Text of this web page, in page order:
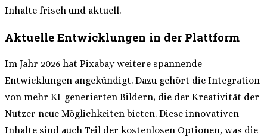
Inhalte frisch und aktuell.
Aktuelle Entwicklungen in der Plattform
Im Jahr 2026 hat Pixabay weitere spannende
Entwicklungen angekündigt. Dazu gehört die Integration
von mehr KI-generierten Bildern, die der Kreativität der
Nutzer neue Möglichkeiten bieten. Diese innovativen
Inhalte sind auch Teil der kostenlosen Optionen, was die